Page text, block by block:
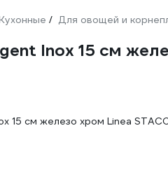
/ Для овощей и
Inox 15 см